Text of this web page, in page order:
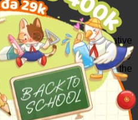
yours.
health expert, restorative
survivor Shannon Moroney
and support you along the
of work providing individual
retreats and workshops